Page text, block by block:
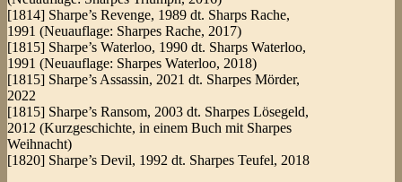
[1814] Sharpe’s Revenge, 1989 dt. Sharps Rache,
1991 (Neuauflage: Sharpes Rache, 2017)
[1815] Sharpe’s Waterloo, 1990 dt. Sharps Waterloo,
1991 (Neuauflage: Sharpes Waterloo, 2018)
[1815] Sharpe’s Assassin, 2021 dt. Sharpes Mörder,
2022
[1815] Sharpe’s Ransom, 2003 dt. Sharpes Lösegeld,
2012 (Kurzgeschichte, in einem Buch mit Sharpes
Weihnacht)
[1820] Sharpe’s Devil, 1992 dt. Sharpes Teufel, 2018